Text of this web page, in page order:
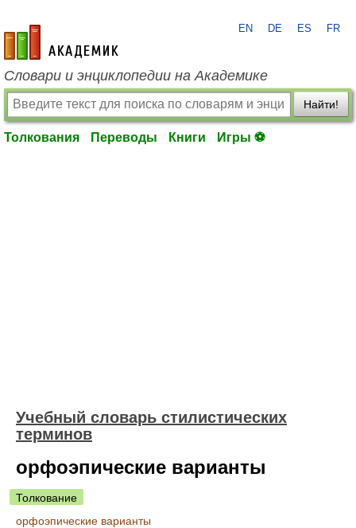
academic.ru
EN DE ES FR
Словари и энциклопедии на Академике
Найти!
Толкования Переводы Книги Игры ⚽
Учебный словарь стилистических
терминов
орфоэпические варианты
Толкование
орфоэпические варианты